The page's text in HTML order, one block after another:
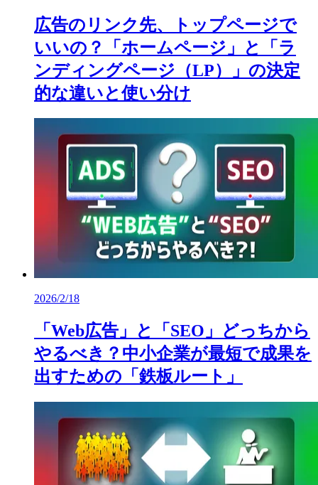
広告のリンク先、トップページで
いいの？「ホームページ」と「ラ
ンディングページ（LP）」の決定
的な違いと使い分け
2026/2/18
「Web広告」と「SEO」どっちから
やるべき？中小企業が最短で成果を
出すための「鉄板ルート」